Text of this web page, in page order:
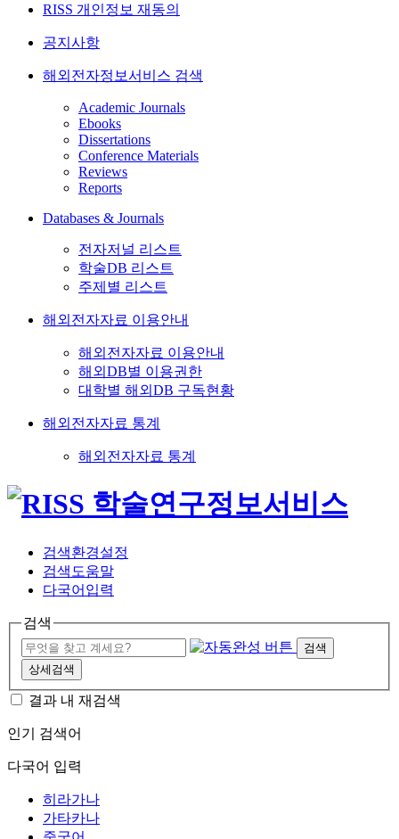
RISS 개인정보 재동의
공지사항
해외전자정보서비스 검색
Academic Journals
Ebooks
Dissertations
Conference Materials
Reviews
Reports
Databases & Journals
전자저널 리스트
학술DB 리스트
주제별 리스트
해외전자자료 이용안내
해외전자자료 이용안내
해외DB별 이용권한
대학별 해외DB 구독현황
해외전자자료 통계
해외전자자료 통계
검색환경설정
검색도움말
다국어입력
검색
검색
상세검색
결과 내 재검색
인기 검색어
다국어 입력
히라가나
가타카나